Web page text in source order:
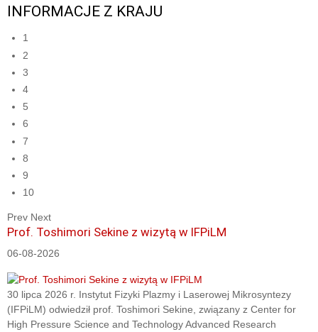
INFORMACJE Z KRAJU
1
2
3
4
5
6
7
8
9
10
Prev Next
Prof. Toshimori Sekine z wizytą w IFPiLM
06-08-2026
30 lipca 2026 r. Instytut Fizyki Plazmy i Laserowej Mikrosyntezy
(IFPiLM) odwiedził prof. Toshimori Sekine, związany z Center for
High Pressure Science and Technology Advanced Research